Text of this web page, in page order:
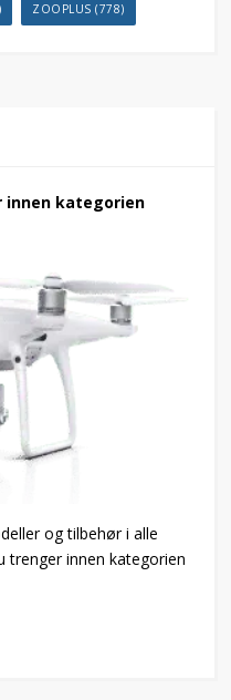
ZOOPLUS (778)
innen kategorien
og tilbehør i alle
trenger innen kategorien